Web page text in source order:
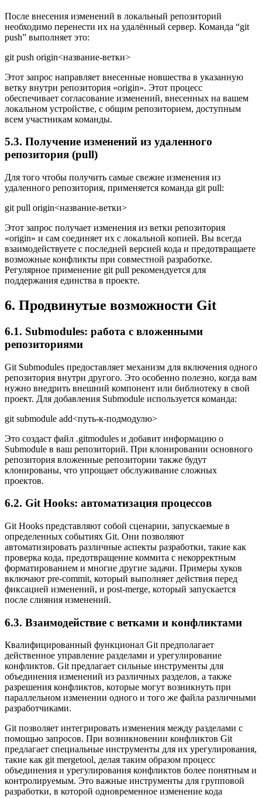
После внесения изменений в локальный репозиторий
необходимо перенести их на удалённый сервер. Команда “git
push” выполняет это:
git push origin<название-ветки>
Этот запрос направляет внесенные новшества в указанную
ветку внутри репозитория «origin». Этот процесс
обеспечивает согласование изменений, внесенных на вашем
локальном устройстве, с общим репозиторием, доступным
всем участникам команды.
5.3. Получение изменений из удаленного
репозитория (pull)
Для того чтобы получить самые свежие изменения из
удаленного репозитория, применяется команда git pull:
git pull origin<название-ветки>
Этот запрос получает изменения из ветки репозитория
«origin» и сам соединяет их с локальной копией. Вы всегда
взаимодействуете с последней версией кода и предотвращаете
возможные конфликты при совместной разработке.
Регулярное применение git pull рекомендуется для
поддержания единства в проекте.
6. Продвинутые возможности Git
6.1. Submodules: работа с вложенными
репозиториями
Git Submodules предоставляет механизм для включения одного
репозитория внутри другого. Это особенно полезно, когда вам
нужно внедрить внешний компонент или библиотеку в свой
проект. Для добавления Submodule используется команда:
git submodule add<путь-к-подмодулю>
Это создаст файл .gitmodules и добавит информацию о
Submodule в ваш репозиторий. При клонировании основного
репозитория вложенные репозитории также будут
клонированы, что упрощает обслуживание сложных
проектов.
6.2. Git Hooks: автоматизация процессов
Git Hooks представляют собой сценарии, запускаемые в
определенных событиях Git. Они позволяют
автоматизировать различные аспекты разработки, такие как
проверка кода, предотвращение коммита с некорректным
форматированием и многие другие задачи. Примеры хуков
включают pre-commit, который выполняет действия перед
фиксацией изменений, и post-merge, который запускается
после слияния изменений.
6.3. Взаимодействие с ветками и конфликтами
Квалифицированный функционал Git предполагает
действенное управление разделами и урегулирование
конфликтов. Git предлагает сильные инструменты для
объединения изменений из различных разделов, а также
разрешения конфликтов, которые могут возникнуть при
параллельном изменении одного и того же файла различными
разработчиками.
Git позволяет интегрировать изменения между разделами с
помощью запросов. При возникновении конфликтов Git
предлагает специальные инструменты для их урегулирования,
такие как git mergetool, делая таким образом процесс
объединения и урегулирования конфликтов более понятным и
контролируемым. Это важные инструменты для групповой
разработки, в которой одновременное изменение кода